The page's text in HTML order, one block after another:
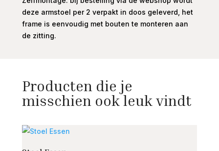
deze armstoel per 2 verpakt in doos geleverd, het
frame is eenvoudig met bouten te monteren aan
de zitting.
Producten die je
misschien ook leuk vindt